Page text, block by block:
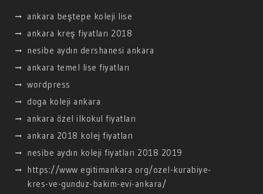
ankara beştepe koleji lise
ankara kreş fiyatları 2018
nesibe aydın dershanesi ankara
ankara temel lise fiyatları
wordpress
doga koleji ankara
ankara özel ilkokul fiyatları
ankara 2018 kolej fiyatları
nesibe aydın koleji fiyatları 2018 2019
https://www egitimankara org/ozel-kurabiye-
kres-ve-gunduz-bakim-evi-ankara/